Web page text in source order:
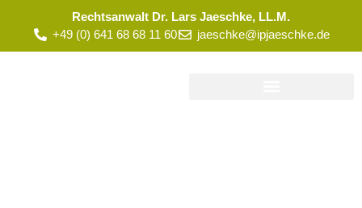
Rechtsanwalt Dr. Lars Jaeschke, LL.M.
+49 (0) 641 68 68 11 60
jaeschke@ipjaeschke.de